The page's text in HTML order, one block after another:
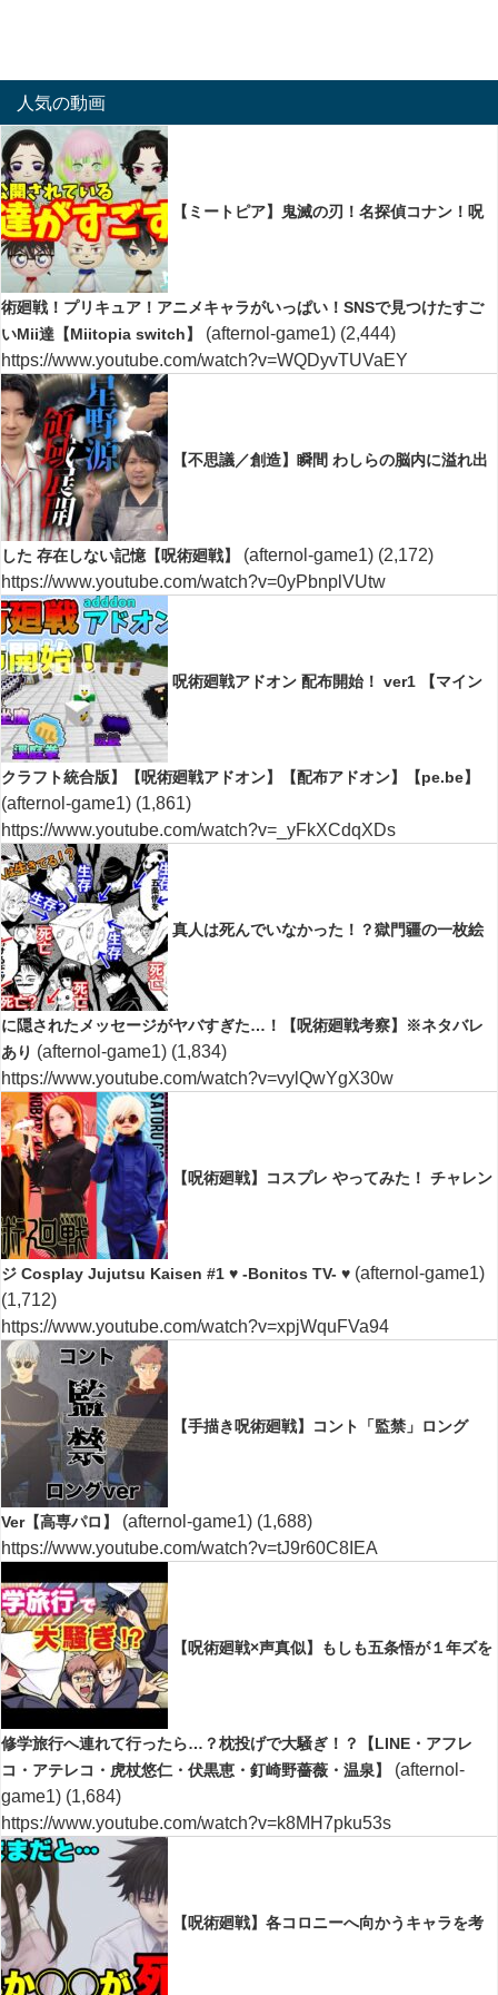
人気の動画
【ミートピア】鬼滅の刃！名探偵コナン！呪
術廻戦！プリキュア！アニメキャラがいっぱい！SNSで見つけたすご
いMii達【Miitopia switch】
(afternol-game1) (2,444)
https://www.youtube.com/watch?v=WQDyvTUVaEY
【不思議／創造】瞬間 わしらの脳内に溢れ出
した 存在しない記憶【呪術廻戦】 (afternol-game1) (2,172)
https://www.youtube.com/watch?v=0yPbnplVUtw
呪術廻戦アドオン 配布開始！ ver1 【マイン
クラフト統合版】【呪術廻戦アドオン】【配布アドオン】【pe.be】
(afternol-game1) (1,861)
https://www.youtube.com/watch?v=_yFkXCdqXDs
真人は死んでいなかった！？獄門疆の一枚絵
に隠されたメッセージがヤバすぎた…！【呪術廻戦考察】※ネタバレ
あり (afternol-game1) (1,834)
https://www.youtube.com/watch?v=vylQwYgX30w
【呪術廻戦】コスプレ やってみた！ チャレン
ジ Cosplay Jujutsu Kaisen #1 ♥ -Bonitos TV- ♥ (afternol-game1)
(1,712)
https://www.youtube.com/watch?v=xpjWquFVa94
【手描き呪術廻戦】コント「監禁」ロング
Ver【高専パロ】 (afternol-game1) (1,688)
https://www.youtube.com/watch?v=tJ9r60C8IEA
【呪術廻戦×声真似】もしも五条悟が１年ズを
修学旅行へ連れて行ったら…？枕投げで大騒ぎ！？【LINE・アフレ
コ・アテレコ・虎杖悠仁・伏黒恵・釘崎野薔薇・温泉】
(afternol-
game1) (1,684)
https://www.youtube.com/watch?v=k8MH7pku53s
【呪術廻戦】各コロニーへ向かうキャラを考